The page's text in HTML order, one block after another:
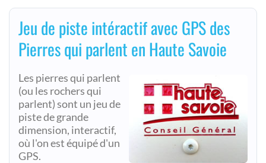
Jeu de piste intéractif avec GPS des
Pierres qui parlent en Haute Savoie
Les pierres qui parlent
(ou les rochers qui
parlent) sont un jeu de
piste de grande
dimension, interactif,
où l'on est équipé d'un
GPS.